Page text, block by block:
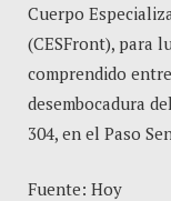
Cuerpo
(CESFront), para
comprendido
desembocadura
304, en el Paso
Fuente: Hoy